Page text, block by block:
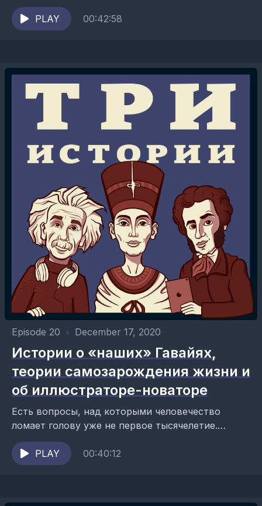
хорошим концом. Но всегда ли сказки были
такими? «Homo sapiens» -...
PLAY 00:42:58
Episode 20 • December 17, 2020
Истории о «наших» Гавайях,
теории самозарождения жизни и
об иллюстраторе-новаторе
Есть вопросы, над которыми человечество
ломает голову уже не первое тысячелетие.
Вопросы которые беспокоили и древних людей и
первые цивилизации и бередят умы, как...
PLAY 00:40:12